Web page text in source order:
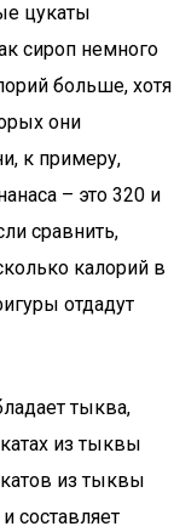
цукаты
сироп немного
больше, хотя
они
к примеру,
– это 320 и
сравнить,
калорий в
отдадут
тыква,
из тыквы
из тыквы
составляет